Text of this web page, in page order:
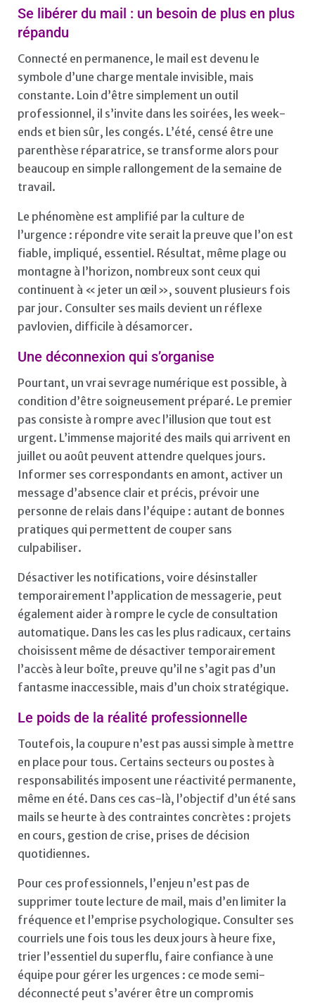
Se libérer du mail : un besoin de plus en plus
répandu
Connecté en permanence, le mail est devenu le
symbole d’une charge mentale invisible, mais
constante. Loin d’être simplement un outil
professionnel, il s’invite dans les soirées, les week-
ends et bien sûr, les congés. L’été, censé être une
parenthèse réparatrice, se transforme alors pour
beaucoup en simple rallongement de la semaine de
travail.
Le phénomène est amplifié par la culture de
l’urgence : répondre vite serait la preuve que l’on est
fiable, impliqué, essentiel. Résultat, même plage ou
montagne à l’horizon, nombreux sont ceux qui
continuent à « jeter un œil », souvent plusieurs fois
par jour. Consulter ses mails devient un réflexe
pavlovien, difficile à désamorcer.
Une déconnexion qui s’organise
Pourtant, un vrai sevrage numérique est possible, à
condition d’être soigneusement préparé. Le premier
pas consiste à rompre avec l’illusion que tout est
urgent. L’immense majorité des mails qui arrivent en
juillet ou août peuvent attendre quelques jours.
Informer ses correspondants en amont, activer un
message d’absence clair et précis, prévoir une
personne de relais dans l’équipe : autant de bonnes
pratiques qui permettent de couper sans
culpabiliser.
Désactiver les notifications, voire désinstaller
temporairement l’application de messagerie, peut
également aider à rompre le cycle de consultation
automatique. Dans les cas les plus radicaux, certains
choisissent même de désactiver temporairement
l’accès à leur boîte, preuve qu’il ne s’agit pas d’un
fantasme inaccessible, mais d’un choix stratégique.
Le poids de la réalité professionnelle
Toutefois, la coupure n’est pas aussi simple à mettre
en place pour tous. Certains secteurs ou postes à
responsabilités imposent une réactivité permanente,
même en été. Dans ces cas-là, l’objectif d’un été sans
mails se heurte à des contraintes concrètes : projets
en cours, gestion de crise, prises de décision
quotidiennes.
Pour ces professionnels, l’enjeu n’est pas de
supprimer toute lecture de mail, mais d’en limiter la
fréquence et l’emprise psychologique. Consulter ses
courriels une fois tous les deux jours à heure fixe,
trier l’essentiel du superflu, faire confiance à une
équipe pour gérer les urgences : ce mode semi-
déconnecté peut s’avérer être un compromis